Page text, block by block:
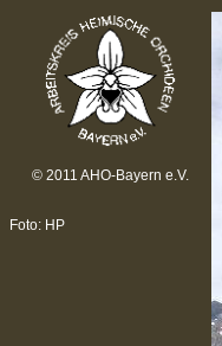
© 2011 AHO-Bayern e.V.
Foto: HP